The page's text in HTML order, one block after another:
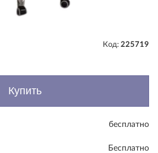
Код: 225719
Купить
бесплатно
Бесплатно